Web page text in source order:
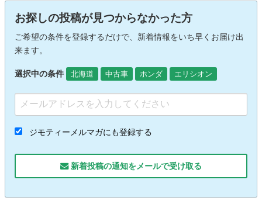
お探しの投稿が見つからなかった方
ご希望の条件を登録するだけで、新着情報をいち早くお届け出
来ます。
選択中の条件 北海道 中古車 ホンダ エリシオン
ジモティーメルマガにも登録する
新着投稿の通知をメールで受け取る